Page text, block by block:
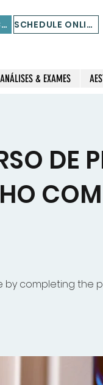
STORE AND PACKS SCHEDULE ONLINE
ANÁLISES & EXAMES
DE
by completing the